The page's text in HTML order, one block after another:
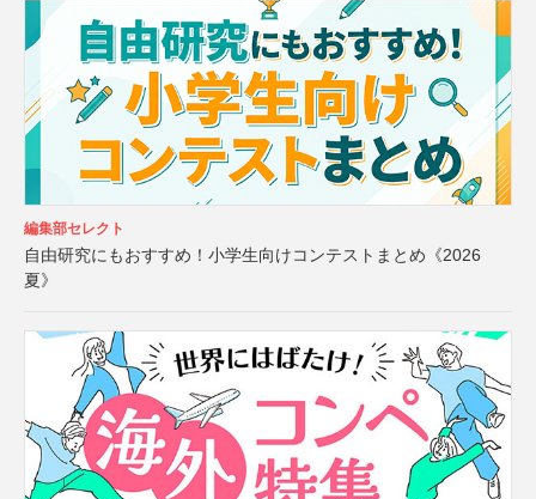
編集部セレクト
自由研究にもおすすめ！小学生向けコンテストまとめ《2026
夏》